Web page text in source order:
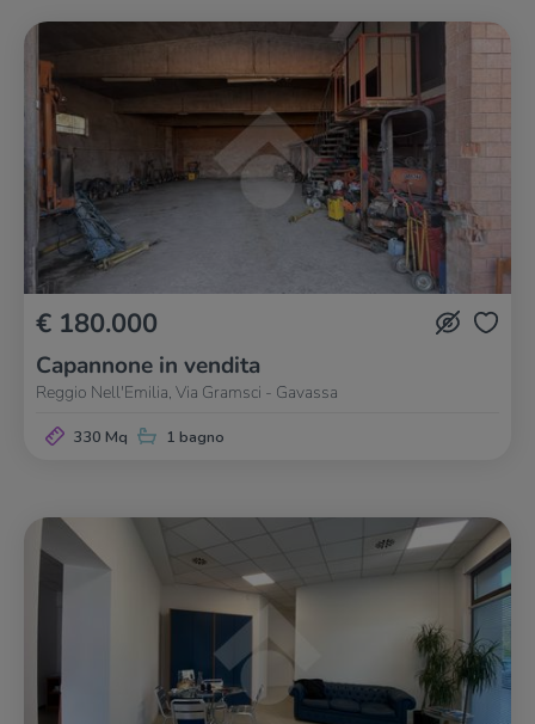
€ 180.000
Capannone in vendita
Reggio Nell'Emilia, Via Gramsci - Gavassa
330 Mq 1 bagno